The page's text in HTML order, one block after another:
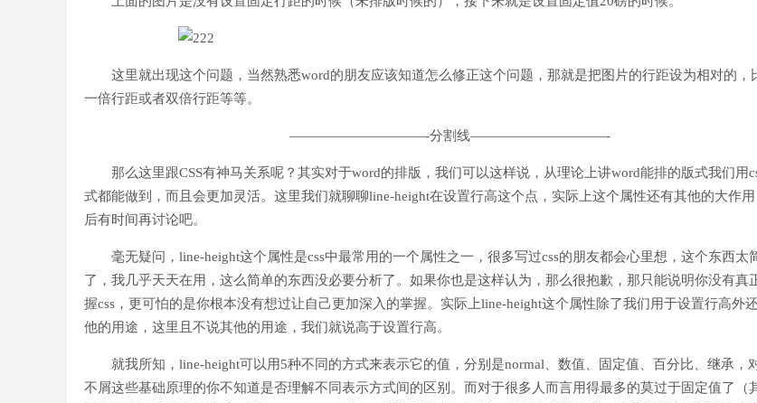
这里就出现这个问题，当然熟悉word的朋友应该知道怎么修正这个问题，那就是把图片的行距设为相对的，
一倍行距或者双倍行距等等。
——————————-分割线——————————-
那么这里跟CSS有神马关系呢？其实对于word的排版，我们可以这样说，从理论上讲word能排的版式我们用
式都能做到，而且会更加灵活。这里我们就聊聊line-height在设置行高这个点，实际上这个属性还有其他的大作用
后有时间再讨论吧。
毫无疑问，line-height这个属性是css中最常用的一个属性之一，很多写过css的朋友都会心里想，这个东西太
了，我几乎天天在用，这么简单的东西没必要分析了。如果你也是这样认为，那么很抱歉，那只能说明你没有真
握css，更可怕的是你根本没有想过让自己更加深入的掌握。实际上line-height这个属性除了我们用于设置行高外
他的用途，这里且不说其他的用途，我们就说高于设置行高。
就我所知，line-height可以用5种不同的方式来表示它的值，分别是normal、数值、固定值、百分比、继承，
不屑这些基础原理的你不知道是否理解不同表示方式间的区别。而对于很多人而言用得最多的莫过于固定值了（